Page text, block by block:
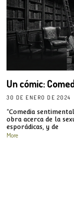
Un cómic:
30 DE ENERO DE 2024
“Comedia
obra acerca de la
esporádicas, y de
More